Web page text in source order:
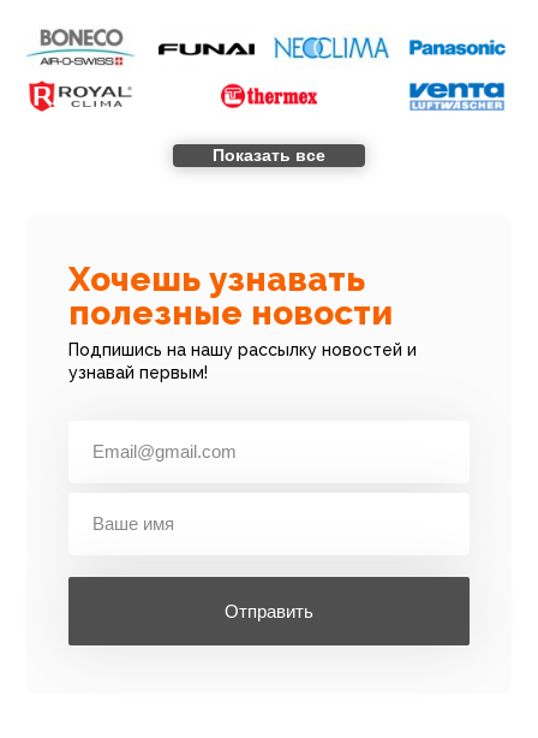
Показать все
Хочешь узнавать
полезные новости
Подпишись на нашу рассылку новостей и
узнавай первым!
Отправить